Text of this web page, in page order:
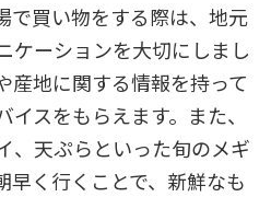
で買い物をする際は、地元
ケーションを大切にしまし
産地に関する情報を持って
スをもらえます。また、
、天ぷらといった旬のメギ
早く行くことで、新鮮なも